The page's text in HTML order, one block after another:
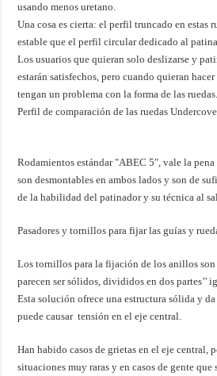
usando menos uretano.
Una cosa es cierta: el perfil truncado en estas
estable que el perfil circular dedicado al
Los usuarios que quieran solo deslizarse y
estarán satisfechos, pero cuando quieran
tengan un problema con la forma de las ruedas.
Perfil de comparación de las ruedas
Rodamientos estándar "ABEC 5", vale la pena
son desmontables en ambos lados y son de
de la habilidad del patinador y su técnica al
Pasadores y tornillos para fijar las guías y
Los tornillos para la fijación de los anillos
parecen ser sólidos, divididos en dos partes’’
Esta solución ofrece una estructura sólida y
puede causar tensión en el eje central.
Han habido casos de grietas en el eje central,
situaciones muy raras y en casos de gente que